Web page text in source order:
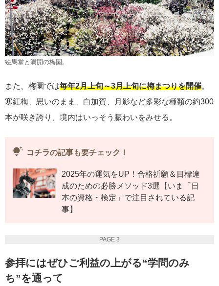
絵馬堂と満開の梅園。
また、梅園では毎年2月上旬～3月上旬に梅まつりを開催。
寒紅梅、思いのまま、白加賀、月影など多彩な種類の約300
本が咲き誇り、境内はいっそう賑わいをみせる。
tips_and_updates コチラの記事も要チェック！
2025年の運気をUP！合格祈願＆目標達
成のための必勝メソッド3選【いま「日
本の資格・検定」で注目されている記
事】
PAGE 3
参拝にはぜひご利益の上がる“学問のみ
ち”を通って